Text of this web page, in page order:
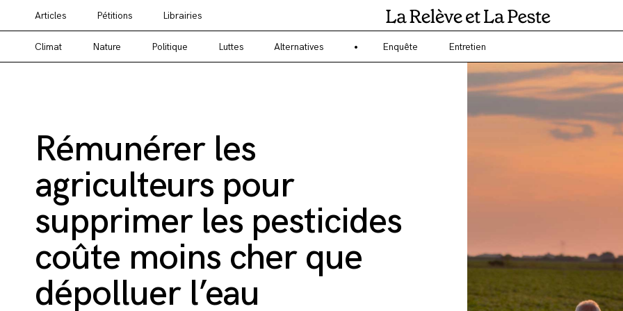
Vous cherchez un média alternatif ? Un média engagé sur l'écologie et l'environnement ? La Relève et la Peste est un
Articles Pétitions Librairies
Climat Nature Politique Luttes Alternatives Enquête Entretien
Rémunérer les
agriculteurs pour
supprimer les pesticides
coûte moins cher que
dépolluer l’eau